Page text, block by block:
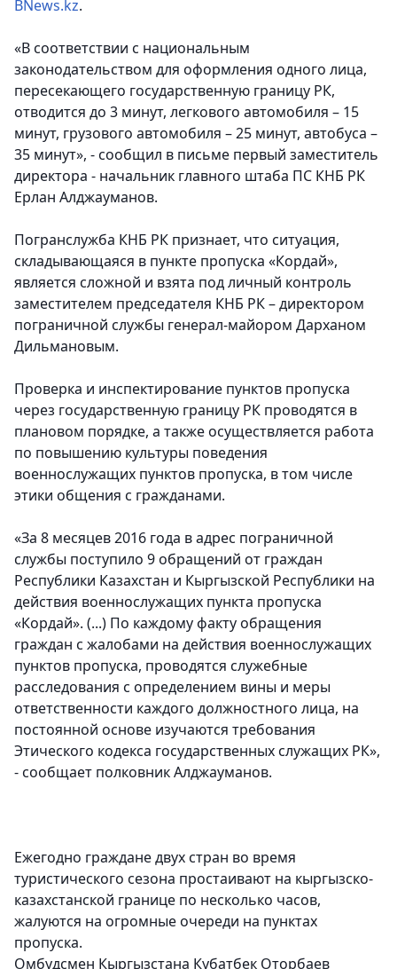
BNews.kz.
«В соответствии с национальным
законодательством для оформления одного лица,
пересекающего государственную границу РК,
отводится до 3 минут, легкового автомобиля – 15
минут, грузового автомобиля – 25 минут, автобуса –
35 минут», - сообщил в письме первый заместитель
директора - начальник главного штаба ПС КНБ РК
Ерлан Алджауманов.
Погранслужба КНБ РК признает, что ситуация,
складывающаяся в пункте пропуска «Кордай»,
является сложной и взята под личный контроль
заместителем председателя КНБ РК – директором
пограничной службы генерал-майором Дарханом
Дильмановым.
Проверка и инспектирование пунктов пропуска
через государственную границу РК проводятся в
плановом порядке, а также осуществляется работа
по повышению культуры поведения
военнослужащих пунктов пропуска, в том числе
этики общения с гражданами.
«За 8 месяцев 2016 года в адрес пограничной
службы поступило 9 обращений от граждан
Республики Казахстан и Кыргызской Республики на
действия военнослужащих пункта пропуска
«Кордай». (...) По каждому факту обращения
граждан с жалобами на действия военнослужащих
пунктов пропуска, проводятся служебные
расследования с определением вины и меры
ответственности каждого должностного лица, на
постоянной основе изучаются требования
Этического кодекса государственных служащих РК»,
- сообщает полковник Алджауманов.
Ежегодно граждане двух стран во время
туристического сезона простаивают на кыргызско-
казахстанской границе по несколько часов,
жалуются на огромные очереди на пунктах
пропуска.
Омбудсмен Кыргызстана Кубатбек Оторбаев